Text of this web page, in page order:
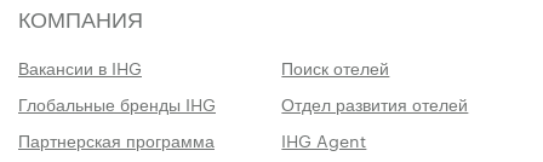
КОМПАНИЯ
Вакансии в IHG
Поиск отелей
Глобальные бренды IHG
Отдел развития отелей
Партнерская программа
IHG Agent